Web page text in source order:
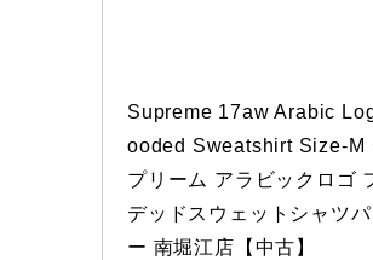
Supreme 17aw Arabic
ooded Sweatshirt Size-M
プリーム アラビックロゴ
デッドスウェットシャツパ
ー 南堀江店【中古】